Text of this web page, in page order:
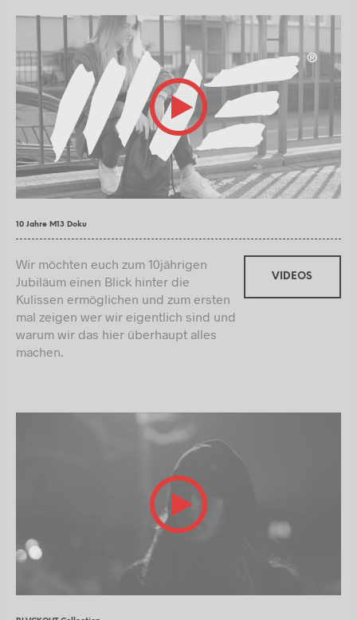
10 Jahre M13 Doku
Wir möchten euch zum 10jährigen
Jubiläum einen Blick hinter die
Kulissen ermöglichen und zum ersten
mal zeigen wer wir eigentlich sind und
warum wir das hier überhaupt alles
machen.
VIDEOS